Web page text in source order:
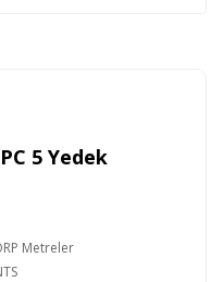
5 Yedek
Metreler